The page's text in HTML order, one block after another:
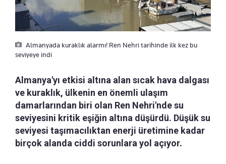
Almanyada kuraklık alarmı! Ren Nehri tarihinde ilk kez bu
seviyeye indi
Almanya'yı etkisi altına alan sıcak hava dalgası
ve kuraklık, ülkenin en önemli ulaşım
damarlarından biri olan Ren Nehri'nde su
seviyesini kritik eşiğin altına düşürdü. Düşük su
seviyesi taşımacılıktan enerji üretimine kadar
birçok alanda ciddi sorunlara yol açıyor.